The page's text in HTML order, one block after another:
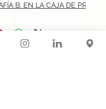
B: EN LA CAJA DE